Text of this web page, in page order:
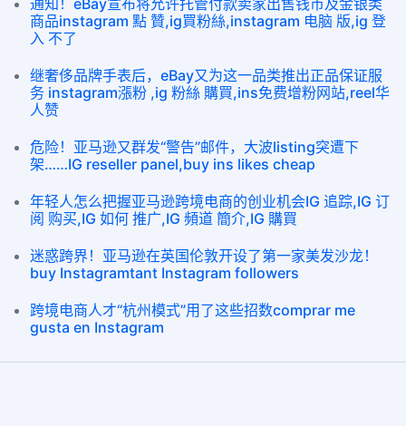
通知！eBay宣布将允许托管付款卖家出售钱币及金银类
商品instagram 點 贊,ig買粉絲,instagram 电脑 版,ig 登
入 不了
继奢侈品牌手表后，eBay又为这一品类推出正品保证服
务 instagram漲粉 ,ig 粉絲 購買,ins免费增粉网站,reel华
人赞
危险！亚马逊又群发“警告”邮件，大波listing突遭下
架……IG reseller panel,buy ins likes cheap
年轻人怎么把握亚马逊跨境电商的创业机会IG 追踪,IG 订
阅 购买,IG 如何 推广,IG 頻道 簡介,IG 購買
迷惑跨界！亚马逊在英国伦敦开设了第一家美发沙龙！
buy Instagramtant Instagram followers
跨境电商人才“杭州模式”用了这些招数comprar me
gusta en Instagram